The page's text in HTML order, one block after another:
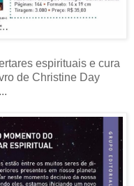
espirituais e cura
de Christine Day